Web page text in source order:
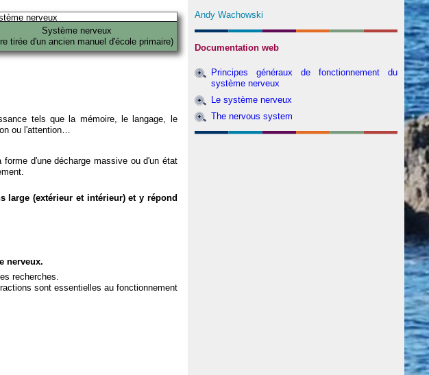
Système nerveux
tirée d'un ancien manuel d'école primaire)
tels que la mémoire, le langage, le
ou l'attention…
d'une décharge massive ou d'un état
large (extérieur et intérieur) et y répond
nerveux.
recherches.
sont essentielles au fonctionnement
Andy Wachowski
Documentation web
Principes généraux de fonctionnement du
système nerveux
Le système nerveux
The nervous system